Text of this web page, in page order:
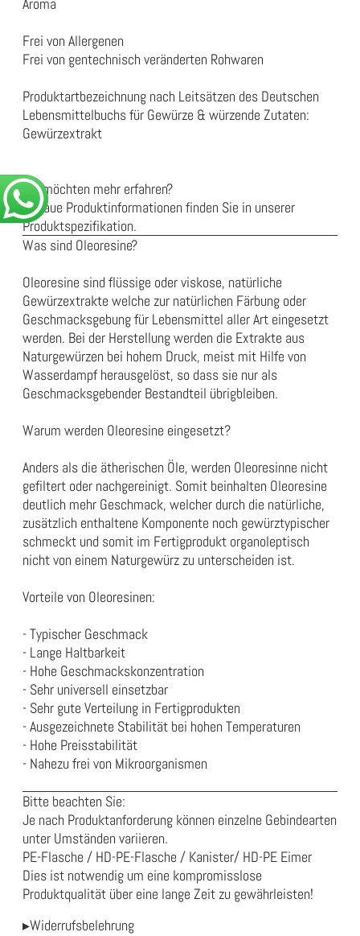
Frei von Allergenen
Frei von gentechnisch veränderten Rohwaren
Produktartbezeichnung nach Leitsätzen des Deutschen
Lebensmittelbuchs für Gewürze & würzende Zutaten:
Gewürzextrakt
Sie möchten mehr erfahren?
Genaue Produktinformationen finden Sie in unserer
Produktspezifikation.
Was sind Oleoresine?
Oleoresine sind flüssige oder viskose, natürliche
Gewürzextrakte welche zur natürlichen Färbung oder
Geschmacksgebung für Lebensmittel aller Art eingesetzt
werden. Bei der Herstellung werden die Extrakte aus
Naturgewürzen bei hohem Druck, meist mit Hilfe von
Wasserdampf herausgelöst, so dass sie nur als
Geschmacksgebender Bestandteil übrigbleiben.
Warum werden Oleoresine eingesetzt?
Anders als die ätherischen Öle, werden Oleoresinne nicht
gefiltert oder nachgereinigt. Somit beinhalten Oleoresine
deutlich mehr Geschmack, welcher durch die natürliche,
zusätzlich enthaltene Komponente noch gewürztypischer
schmeckt und somit im Fertigprodukt organoleptisch
nicht von einem Naturgewürz zu unterscheiden ist.
Vorteile von Oleoresinen:
- Typischer Geschmack
- Lange Haltbarkeit
- Hohe Geschmackskonzentration
- Sehr universell einsetzbar
- Sehr gute Verteilung in Fertigprodukten
- Ausgezeichnete Stabilität bei hohen Temperaturen
- Hohe Preisstabilität
- Nahezu frei von Mikroorganismen
Bitte beachten Sie:
Je nach Produktanforderung können einzelne Gebindearten
unter Umständen variieren.
PE-Flasche / HD-PE-Flasche / Kanister/ HD-PE Eimer
Dies ist notwendig um eine kompromisslose
Produktqualität über eine lange Zeit zu gewährleisten!
▸Widerrufsbelehrung